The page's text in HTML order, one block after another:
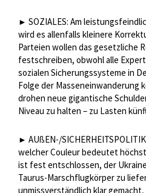
► SOZIALES: Am
wird es allenfalls kleinere
Parteien wollen das gesetzliche
festschreiben, obwohl alle
sozialen Sicherungssysteme in
Folge der Masseneinwanderung
drohen neue gigantische
Niveau zu halten – zu Lasten
► AUßEN-/
welcher Couleur bedeutet
ist fest entschlossen, der
Taurus-Marschflugkörper zu
unmissverständlich klar